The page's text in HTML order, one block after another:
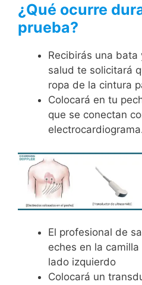
¿Qué ocurre
prueba?
Recibirás una
salud te solicitará
ropa de la cintura
Colocará en tu
que se conectan
El profesional de
eches en la
lado izquierdo
Colocará un